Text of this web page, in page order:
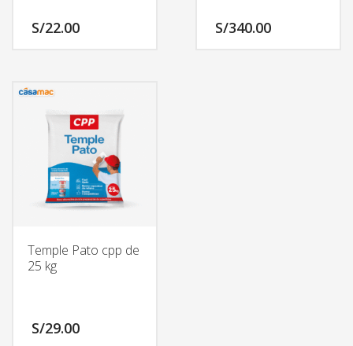
S/22.00 S/340.00
Temple Pato cpp de
25 kg
S/29.00